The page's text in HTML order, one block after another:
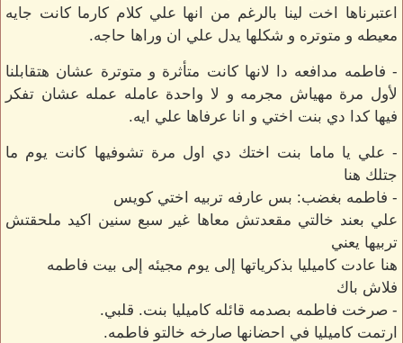
اعتبرناها اخت لينا بالرغم من انها علي كلام كارما كانت جايه
معيطه و متوتره و شكلها يدل علي ان وراها حاجه.
- فاطمه مدافعه دا لانها كانت متأثرة و متوترة عشان هتقابلنا
لأول مرة مهياش مجرمه و لا واحدة عامله عمله عشان تفكر
فيها كدا دي بنت اختي و انا عرفاها علي ايه.
- علي يا ماما بنت اختك دي اول مرة تشوفيها كانت يوم ما
جتلك هنا
- فاطمه بغضب: بس عارفه تربيه اختي كويس
علي بعند خالتي مقعدتش معاها غير سبع سنين اكيد ملحقتش
تربيها يعني
هنا عادت كاميليا بذكرياتها إلى يوم مجيئه إلى بيت فاطمه
فلاش باك
- صرخت فاطمه بصدمه قائله كاميليا بنت. قلبي.
ارتمت كاميليا في احضانها صارخه خالتو فاطمه.